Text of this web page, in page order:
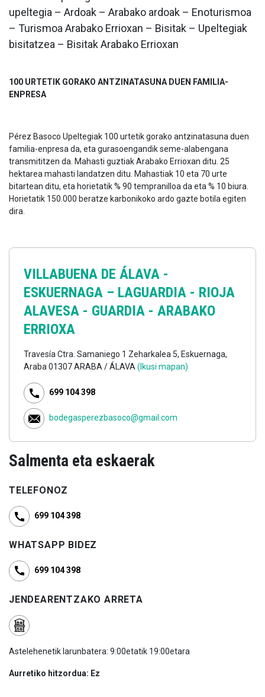
upeltegia – Ardoak – Arabako ardoak – Enoturismoa
– Turismoa Arabako Errioxan – Bisitak – Upeltegiak
bisitatzea – Bisitak Arabako Errioxan
100 URTETIK GORAKO ANTZINATASUNA DUEN FAMILIA-
ENPRESA
Pérez Basoco Upeltegiak 100 urtetik gorako antzinatasuna duen
familia-enpresa da, eta gurasoengandik seme-alabengana
transmititzen da. Mahasti guztiak Arabako Errioxan ditu. 25
hektarea mahasti landatzen ditu. Mahastiak 10 eta 70 urte
bitartean ditu, eta horietatik % 90 tempranilloa da eta % 10 biura.
Horietatik 150.000 beratze karbonikoko ardo gazte botila egiten
dira.
VILLABUENA DE ÁLAVA -
ESKUERNAGA – LAGUARDIA - RIOJA
ALAVESA - GUARDIA - ARABAKO
ERRIOXA
Travesía Ctra. Samaniego 1 Zeharkalea 5, Eskuernaga,
Araba 01307 ARABA / ÁLAVA(Ikusi mapan)
699 104 398
bodegasperezbasoco@gmail.com
Salmenta eta eskaerak
TELEFONOZ
699 104 398
WHATSAPP BIDEZ
699 104 398
JENDEARENTZAKO ARRETA
Astelehenetik larunbatera: 9:00etatik 19:00etara
Aurretiko hitzordua: Ez